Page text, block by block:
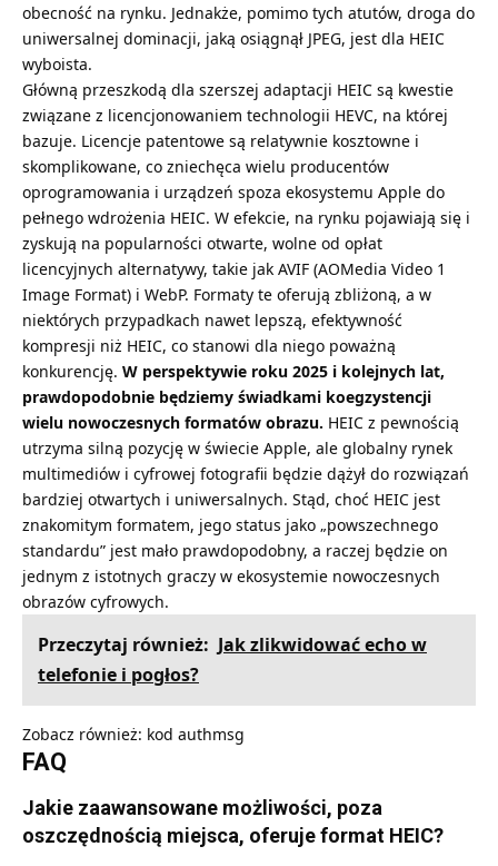
obecność na rynku. Jednakże, pomimo tych atutów, droga do
uniwersalnej dominacji, jaką osiągnął JPEG, jest dla HEIC
wyboista.
Główną przeszkodą dla szerszej adaptacji HEIC są kwestie
związane z licencjonowaniem technologii HEVC, na której
bazuje. Licencje patentowe są relatywnie kosztowne i
skomplikowane, co zniechęca wielu producentów
oprogramowania i urządzeń spoza ekosystemu Apple do
pełnego wdrożenia HEIC. W efekcie, na rynku pojawiają się i
zyskują na popularności otwarte, wolne od opłat
licencyjnych alternatywy, takie jak AVIF (AOMedia Video 1
Image Format) i WebP. Formaty te oferują zbliżoną, a w
niektórych przypadkach nawet lepszą, efektywność
kompresji niż HEIC, co stanowi dla niego poważną
konkurencję. W perspektywie roku 2025 i kolejnych lat,
prawdopodobnie będziemy świadkami koegzystencji
wielu nowoczesnych formatów obrazu. HEIC z pewnością
utrzyma silną pozycję w świecie Apple, ale globalny rynek
multimediów i cyfrowej fotografii będzie dążył do rozwiązań
bardziej otwartych i uniwersalnych. Stąd, choć HEIC jest
znakomitym formatem, jego status jako „powszechnego
standardu” jest mało prawdopodobny, a raczej będzie on
jednym z istotnych graczy w ekosystemie nowoczesnych
obrazów cyfrowych.
Przeczytaj również: Jak zlikwidować echo w
telefonie i pogłos?
Zobacz również: kod authmsg
FAQ
Jakie zaawansowane możliwości, poza
oszczędnością miejsca, oferuje format HEIC?